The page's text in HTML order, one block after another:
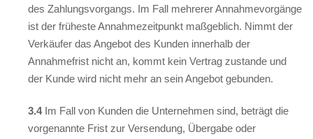
des Zahlungsvorgangs. Im Fall mehrerer Annahmevorgänge
ist der früheste Annahmezeitpunkt maßgeblich. Nimmt der
Verkäufer das Angebot des Kunden innerhalb der
Annahmefrist nicht an, kommt kein Vertrag zustande und
der Kunde wird nicht mehr an sein Angebot gebunden.
3.4Im Fall von Kunden die Unternehmen sind, beträgt die
vorgenannte Frist zur Versendung, Übergabe oder